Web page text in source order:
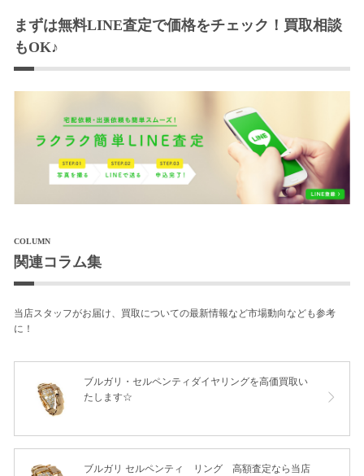
まずは無料LINE査定で価格をチェック！買取相談
もOK♪
COLUMN
関連コラム集
当店スタッフがお届け、買取についての最新情報など市場動向なども参考
に！
ブルガリ・セルペンティダイヤリングを高価買取い
たします☆
ブルガリ セルペンティ リング 高額査定なら当店